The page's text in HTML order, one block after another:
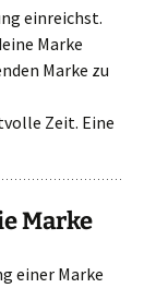
einreichst.
Marke
Marke zu
Zeit. Eine
Marke
einer Marke